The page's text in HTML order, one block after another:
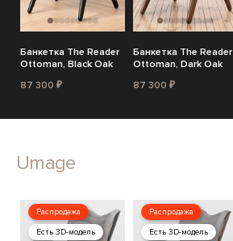
Банкетка The Reader
Ottoman, Black Oak
87 300 ₽
Банкетка The Reader
Ottoman, Dark Oak
87 300 ₽
Umage
Распродажа
Есть 3D-модель
Распродажа
Есть 3D-модель